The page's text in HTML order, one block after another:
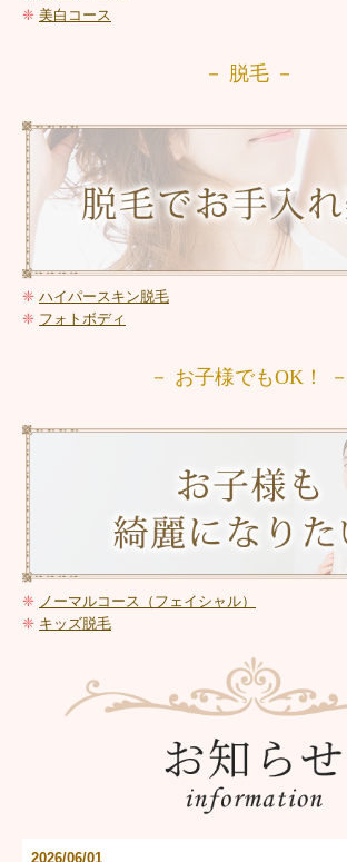
❈ 美白コース
－ 脱毛 －
❈ ハイパースキン脱毛
❈ フォトボディ
－ お子様でもOK！ －
❈ ノーマルコース
（フェイシャル）
❈ キッズ脱毛
2026/06/01